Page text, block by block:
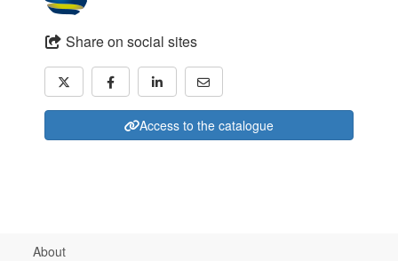
Share on social sites
Access to the catalogue
About